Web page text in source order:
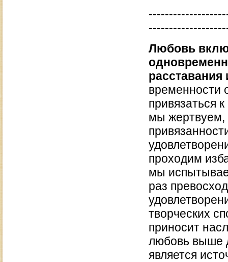
Любовь
расставания
временности
привязаться
мы жертвуем,
проходим
мы
раз
творческих
приносит
любовь выше
является